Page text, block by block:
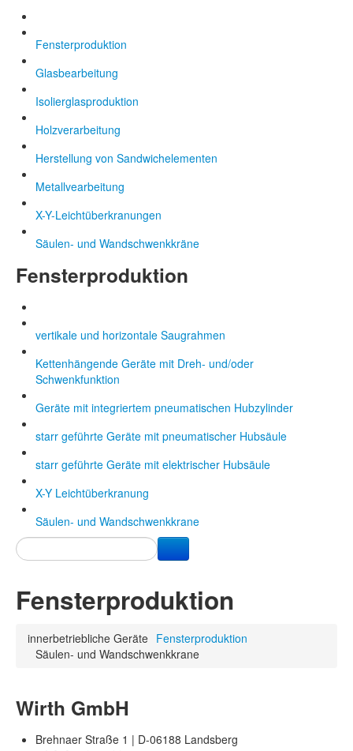
Fensterproduktion
Glasbearbeitung
Isolierglasproduktion
Holzverarbeitung
Herstellung von Sandwichelementen
Metallvearbeitung
X-Y-Leichtüberkranungen
Säulen- und Wandschwenkkräne
Fensterproduktion
vertikale und horizontale Saugrahmen
Kettenhängende Geräte mit Dreh- und/oder
Schwenkfunktion
Geräte mit integriertem pneumatischen Hubzylinder
starr geführte Geräte mit pneumatischer Hubsäule
starr geführte Geräte mit elektrischer Hubsäule
X-Y Leichtüberkranung
Säulen- und Wandschwenkkrane
Fensterproduktion
innerbetriebliche Geräte Fensterproduktion
Säulen- und Wandschwenkkrane
Wirth GmbH
Brehnaer Straße 1 | D-06188 Landsberg